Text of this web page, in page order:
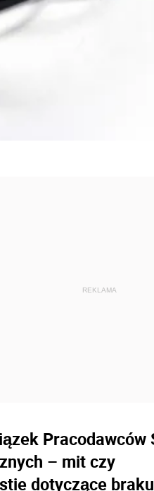
Pracodawców
– mit czy
dotyczące